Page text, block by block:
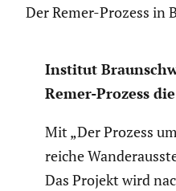
Der Remer-Prozess in
Institut
Remer-Prozess
Mit „Der Prozess
reiche
Das Projekt wird